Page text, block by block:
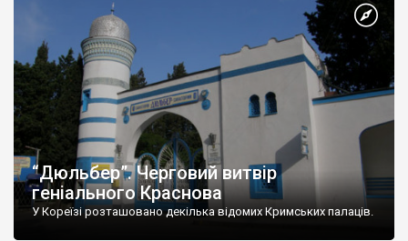
“Дюльбер”. Черговий витвір
геніального Краснова
У Кореїзі розташовано декілька відомих Кримських палаців.